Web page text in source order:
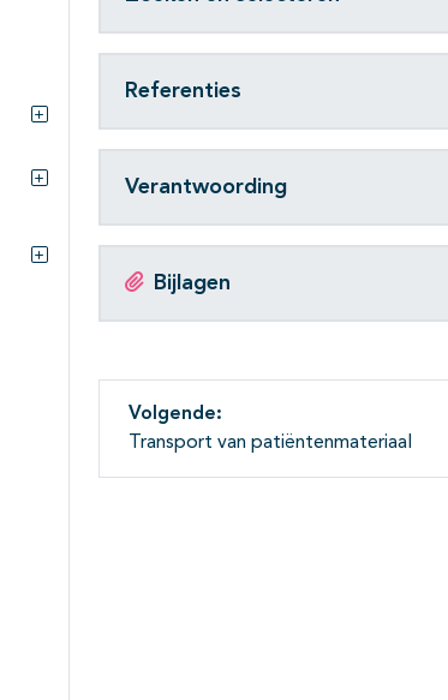
Subpagina's open- en dichtklappen
Subpagina's open- en dichtklappen
Referenties
Verantwoording
Bijlagen
Volgende:
Transport van patiëntenmateriaal